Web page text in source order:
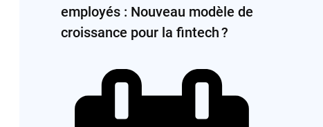
employés : Nouveau modèle de
croissance pour la fintech ?